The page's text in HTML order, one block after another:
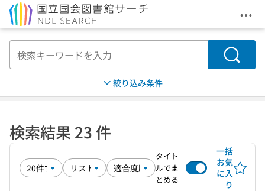
メ
検索
絞り込み条件
検索結果 23 件
タイト
ルでま
とめる
一括
お気
に入
り